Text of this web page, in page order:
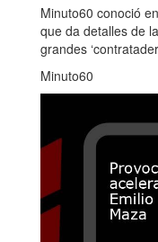
Minuto60 conoció
que da detalles de
grandes
Minuto60